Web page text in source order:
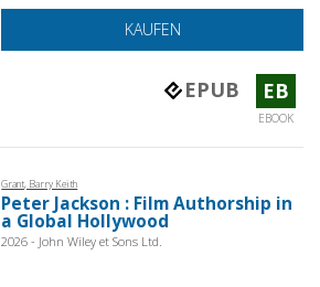
KAUFEN
EPUB EB
EBOOK
Grant, Barry Keith
Peter Jackson : Film Authorship in
a Global Hollywood
2026 - John Wiley et Sons Ltd.